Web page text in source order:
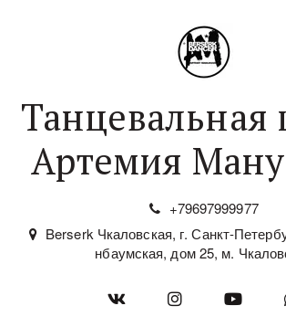
Танцевальная
Артемия
+79697999977
Berserk Чкаловская, г. Санкт-
нбаумская, дом 25, м.